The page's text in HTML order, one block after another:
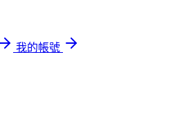
我的帳號